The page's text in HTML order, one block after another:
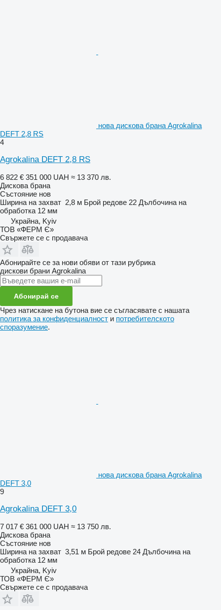
нова дискова брана Agrokalina
DEFT 2,8 RS
4
Agrokalina DEFT 2,8 RS
6 822 € 351 000 UAH ≈ 13 370 лв.
Дискова брана
Състояние нов
Ширина на захват 2,8 м Брой редове 22 Дълбочина на
обработка 12 мм
Украйна, Kyiv
ТОВ «ФЕРМ Є»
Свържете се с продавача
Абонирайте се за нови обяви от тази рубрика
дискови брани Agrokalina
Абонирай се
Чрез натискане на бутона вие се съгласявате с нашата
политика за конфиденциалност и потребителското
споразумение.
нова дискова брана Agrokalina
DEFT 3,0
9
Agrokalina DEFT 3,0
7 017 € 361 000 UAH ≈ 13 750 лв.
Дискова брана
Състояние нов
Ширина на захват 3,51 м Брой редове 24 Дълбочина на
обработка 12 мм
Украйна, Kyiv
ТОВ «ФЕРМ Є»
Свържете се с продавача